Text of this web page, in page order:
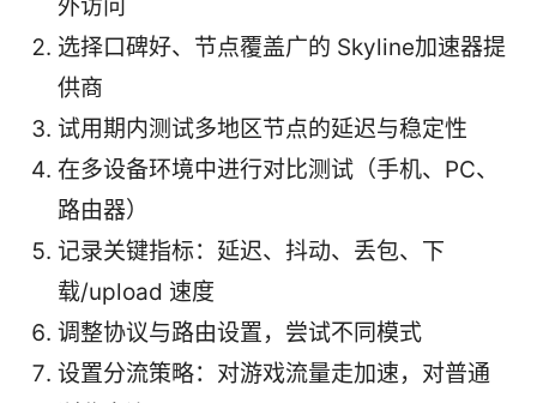
外访问
选择口碑好、节点覆盖广的 Skyline加速器提
供商
试用期内测试多地区节点的延迟与稳定性
在多设备环境中进行对比测试（手机、PC、
路由器）
记录关键指标：延迟、抖动、丢包、下
载/upload 速度
调整协议与路由设置，尝试不同模式
设置分流策略：对游戏流量走加速，对普通